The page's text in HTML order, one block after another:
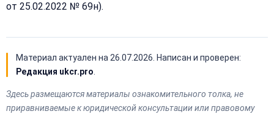
от 25.02.2022 № 69н).
Материал актуален на 26.07.2026 . Написан и проверен:
Редакция ukcr.pro
Здесь размещаются материалы ознакомительного толка, не
приравниваемые к юридической консультации или правовому